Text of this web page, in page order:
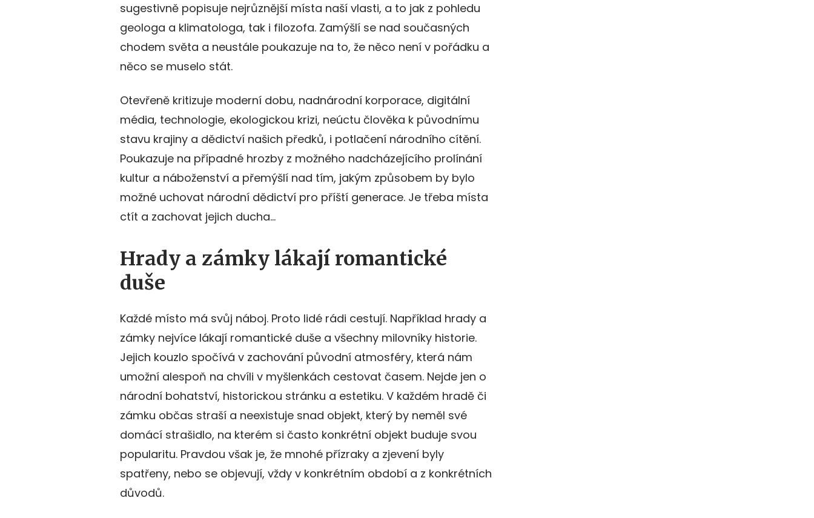
sugestivně popisuje nejrůznější místa naší vlasti, a to jak z pohledu
geologa a klimatologa, tak i filozofa. Zamýšlí se nad současných
chodem světa a neustále poukazuje na to, že něco není v pořádku a
něco se muselo stát.
Otevřeně kritizuje moderní dobu, nadnárodní korporace, digitální
média, technologie, ekologickou krizi, neúctu člověka k původnímu
stavu krajiny a dědictví našich předků, i potlačení národního cítění.
Poukazuje na případné hrozby z možného nadcházejícího prolínání
kultur a náboženství a přemýšlí nad tím, jakým způsobem by bylo
možné uchovat národní dědictví pro příští generace. Je třeba místa
ctít a zachovat jejich ducha…
Hrady a zámky lákají romantické
duše
Každé místo má svůj náboj. Proto lidé rádi cestují. Například hrady a
zámky nejvíce lákají romantické duše a všechny milovníky historie.
Jejich kouzlo spočívá v zachování původní atmosféry, která nám
umožní alespoň na chvíli v myšlenkách cestovat časem. Nejde jen o
národní bohatství, historickou stránku a estetiku. V každém hradě či
zámku občas straší a neexistuje snad objekt, který by neměl své
domácí strašidlo, na kterém si často konkrétní objekt buduje svou
popularitu. Pravdou však je, že mnohé přízraky a zjevení byly
spatřeny, nebo se objevují, vždy v konkrétním období a z konkrétních
důvodů.